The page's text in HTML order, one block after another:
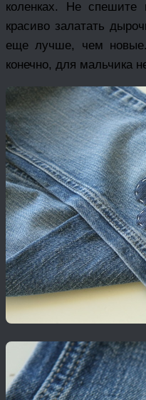
коленках. Не
красиво залатать
еще лучше, чем
конечно, для мальчика